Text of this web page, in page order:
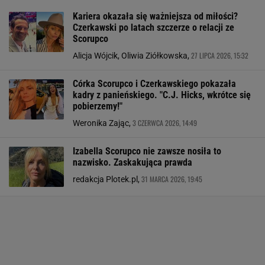
Kariera okazała się ważniejsza od miłości?
Czerkawski po latach szczerze o relacji ze
Scorupco
Alicja Wójcik, Oliwia Ziółkowska, 27 LIPCA 2026, 15:32
Córka Scorupco i Czerkawskiego pokazała
kadry z panieńskiego. "C.J. Hicks, wkrótce się
pobierzemy!"
Weronika Zając, 3 CZERWCA 2026, 14:49
Izabella Scorupco nie zawsze nosiła to
nazwisko. Zaskakująca prawda
redakcja Plotek.pl, 31 MARCA 2026, 19:45